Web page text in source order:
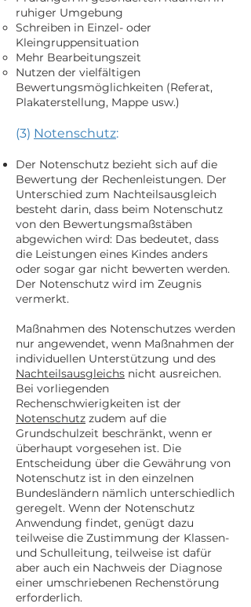
ruhiger Umgebung
Schreiben in Einzel- oder
Kleingruppensituation
Mehr Bearbeitungszeit
Nutzen der vielfältigen
Bewertungsmöglichkeiten (Referat,
Plakaterstellung, Mappe usw.)
(3) Notenschutz:
Der Notenschutz bezieht sich auf die
Bewertung der Rechenleistungen. Der
Unterschied zum Nachteilsausgleich
besteht darin, dass beim Notenschutz
von den Bewertungsmaßstäben
abgewichen wird: Das bedeutet, dass
die Leistungen eines Kindes anders
oder sogar gar nicht bewerten werden.
Der Notenschutz wird im Zeugnis
vermerkt.
Maßnahmen des Notenschutzes werden
nur angewendet, wenn Maßnahmen der
individuellen Unterstützung und des
Nachteilsausgleichs nicht ausreichen.
Bei vorliegenden
Rechenschwierigkeiten ist der
Notenschutz zudem auf die
Grundschulzeit beschränkt, wenn er
überhaupt vorgesehen ist. Die
Entscheidung über die Gewährung von
Notenschutz ist in den einzelnen
Bundesländern nämlich unterschiedlich
geregelt. Wenn der Notenschutz
Anwendung findet, genügt dazu
teilweise die Zustimmung der Klassen-
und Schulleitung, teilweise ist dafür
aber auch ein Nachweis der Diagnose
einer umschriebenen Rechenstörung
erforderlich.